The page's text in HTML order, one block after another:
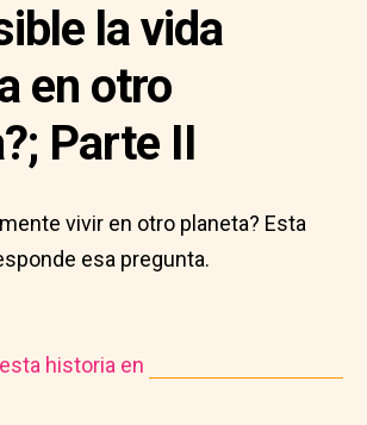
la vida
en otro
Parte II
vivir en otro planeta? Esta
esa pregunta.
historia en